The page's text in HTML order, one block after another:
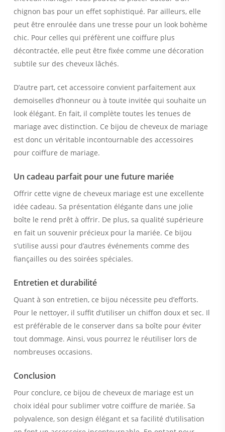
chignon bas pour un effet sophistiqué. Par ailleurs, elle
peut être enroulée dans une tresse pour un look bohème
chic. Pour celles qui préfèrent une coiffure plus
décontractée, elle peut être fixée comme une décoration
subtile sur des cheveux lâchés.
D’autre part, cet accessoire convient parfaitement aux
demoiselles d’honneur ou à toute invitée qui souhaite un
look élégant. En fait, il complète toutes les tenues de
mariage avec distinction. Ce bijou de cheveux de mariage
est donc un véritable incontournable des accessoires
pour coiffure de mariage.
Un cadeau parfait pour une future mariée
Offrir cette vigne de cheveux mariage est une excellente
idée cadeau. Sa présentation élégante dans une jolie
boîte le rend prêt à offrir. De plus, sa qualité supérieure
en fait un souvenir précieux pour la mariée. Ce bijou
s’utilise aussi pour d’autres événements comme des
fiançailles ou des soirées spéciales.
Entretien et durabilité
Quant à son entretien, ce bijou nécessite peu d’efforts.
Pour le nettoyer, il suffit d’utiliser un chiffon doux et sec. Il
est préférable de le conserver dans sa boîte pour éviter
tout dommage. Ainsi, vous pourrez le réutiliser lors de
nombreuses occasions.
Conclusion
Pour conclure, ce bijou de cheveux de mariage est un
choix idéal pour sublimer votre coiffure de mariée. Sa
polyvalence, son design élégant et sa facilité d’utilisation